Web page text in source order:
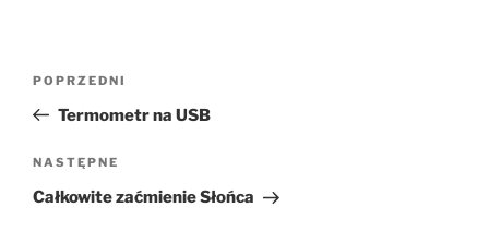
Poprzedni
wpis
POPRZEDNI
Termometr na USB
Następny
wpis
NASTĘPNE
Całkowite zaćmienie Słońca